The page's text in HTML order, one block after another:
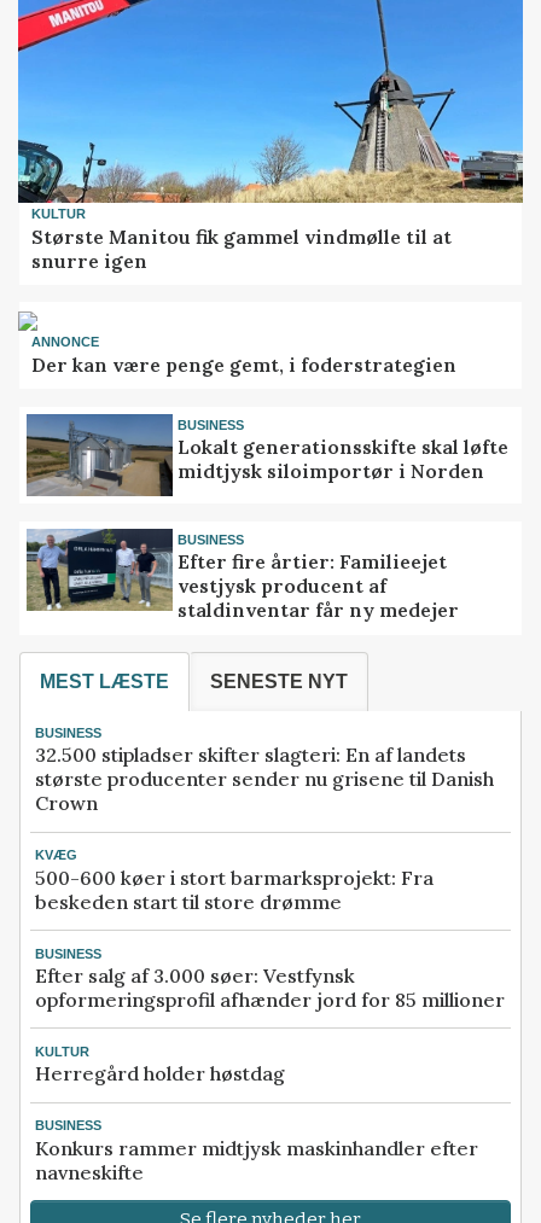
KULTUR
Største Manitou fik gammel vindmølle til at
snurre igen
ANNONCE
Der kan være penge gemt, i foderstrategien
BUSINESS
Lokalt generationsskifte skal løfte
midtjysk siloimportør i Norden
BUSINESS
Efter fire årtier: Familieejet
vestjysk producent af
staldinventar får ny medejer
MEST LÆSTE SENESTE NYT
BUSINESS
32.500 stipladser skifter slagteri: En af landets
største producenter sender nu grisene til Danish
Crown
KVÆG
500-600 køer i stort barmarksprojekt: Fra
beskeden start til store drømme
BUSINESS
Efter salg af 3.000 søer: Vestfynsk
opformeringsprofil afhænder jord for 85 millioner
KULTUR
Herregård holder høstdag
BUSINESS
Konkurs rammer midtjysk maskinhandler efter
navneskifte